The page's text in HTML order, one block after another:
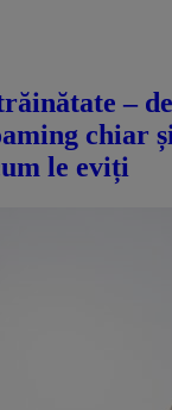
–
chiar
le eviți